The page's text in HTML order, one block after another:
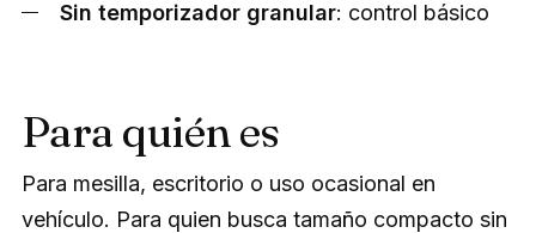
Sin temporizador granular: control básico
Para quién es
Para mesilla, escritorio o uso ocasional en
vehículo. Para quien busca tamaño compacto sin